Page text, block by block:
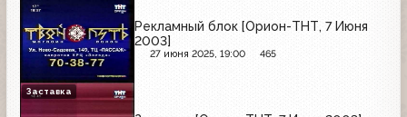
Рекламный блок [Орион-ТНТ, 7 Июня
2003]
27 июня 2025, 19:00 465
Заставка